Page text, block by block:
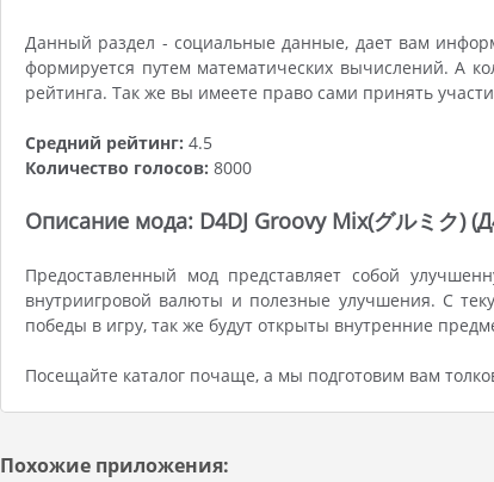
Данный раздел - социальные данные, дает вам
формируется путем математических вычислений. А
рейтинга. Так же вы имеете право сами принять
Средний рейтинг: 4.5
Количество голосов: 8000
Описание мода: D4DJ Groovy Mix(グルミク
Предоставленный мод представляет собой
внутриигровой валюты и полезные улучшения. С
победы в игру, так же будут открыты внутренние
Посещайте каталог почаще, а мы подготовим вам
Похожие приложения: